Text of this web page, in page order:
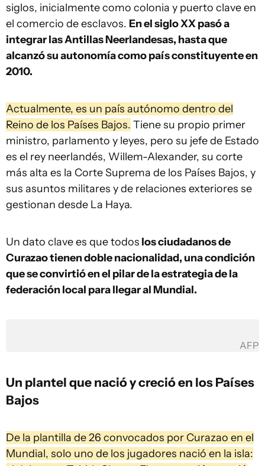
siglos, inicialmente como colonia y puerto clave en
el comercio de esclavos. En el siglo XX pasó a
integrar las Antillas Neerlandesas, hasta que
alcanzó su autonomía como país constituyente en
2010.
Actualmente, es un país autónomo dentro del
Reino de los Países Bajos. Tiene su propio primer
ministro, parlamento y leyes, pero su jefe de Estado
es el rey neerlandés, Willem-Alexander, su corte
más alta es la Corte Suprema de los Países Bajos, y
sus asuntos militares y de relaciones exteriores se
gestionan desde La Haya.
Un dato clave es que todos los ciudadanos de
Curazao tienen doble nacionalidad, una condición
que se convirtió en el pilar de la estrategia de la
federación local para llegar al Mundial.
AFP
Un plantel que nació y creció en los Países
Bajos
De la plantilla de 26 convocados por Curazao en el
Mundial, solo uno de los jugadores nació en la isla: